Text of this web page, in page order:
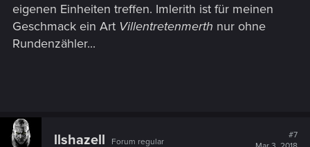
eigenen Einheiten treffen. Imlerith ist für meinen
Geschmack ein Art Villentretenmerth nur ohne
Rundenzähler...
llshazell Forum regular
#7